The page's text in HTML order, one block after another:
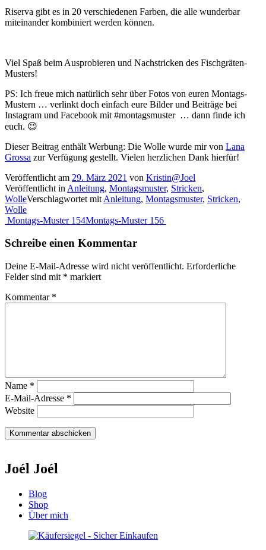
Riserva gibt es in 20 verschiedenen Farben, die alle wunderbar
miteinander kombiniert werden können.
Viel Spaß beim Ausprobieren und Nachstricken des Fischgräten-
Musters!
PS: Ich freue mich natürlich sehr über Fotos von euren Montags-
Mustern … verlinkt doch einfach eure Bilder und Beiträge bei
Instagram und Facebook mit #montagsmuster … dann finde ich
euch. 😉
Dieser Beitrag enthält Werbung: Die Wolle wurde mir von Lana
Grossa zur Verfügung gestellt. Vielen herzlichen Dank hierfür!
Veröffentlicht am 29. März 2021 von Kristin@Joel
Veröffentlicht in Anleitung, Montagsmuster, Stricken,
WolleVerschlagwortet mit Anleitung, Montagsmuster, Stricken,
Wolle
Beitragsnavigation
Montags-Muster 154Montags-Muster 156
Schreibe einen Kommentar
Deine E-Mail-Adresse wird nicht veröffentlicht. Erforderliche
Felder sind mit * markiert
Kommentar *
Name *
E-Mail-Adresse *
Website
Joél Joél
Blog
Shop
Über mich